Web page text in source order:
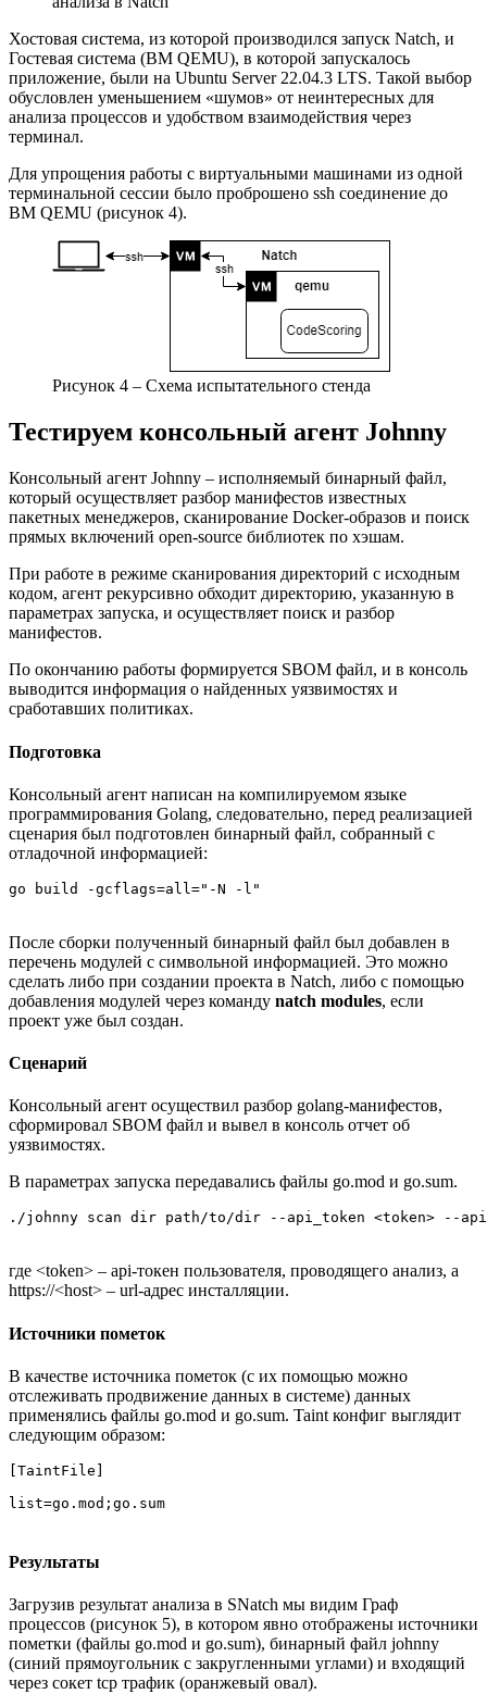
Хостовая система, из которой производился запуск Natch, и
Гостевая система (ВМ QEMU), в которой запускалось
приложение, были на Ubuntu Server 22.04.3 LTS. Такой выбор
обусловлен уменьшением «шумов» от неинтересных для
анализа процессов и удобством взаимодействия через
терминал.
Для упрощения работы с виртуальными машинами из одной
терминальной сессии было проброшено ssh соединение до
ВМ QEMU (рисунок 4).
Рисунок 4 – Схема испытательного стенда
Тестируем консольный агент Johnny
Консольный агент Johnny – исполняемый бинарный файл,
который осуществляет разбор манифестов известных
пакетных менеджеров, сканирование Docker-образов и поиск
прямых включений open-source библиотек по хэшам.
При работе в режиме сканирования директорий с исходным
кодом, агент рекурсивно обходит директорию, указанную в
параметрах запуска, и осуществляет поиск и разбор
манифестов.
По окончанию работы формируется SBOM файл, и в консоль
выводится информация о найденных уязвимостях и
сработавших политиках.
Подготовка
Консольный агент написан на компилируемом языке
программирования Golang, следовательно, перед реализацией
сценария был подготовлен бинарный файл, собранный с
отладочной информацией:
go build -gcflags=all="-N -l"
После сборки полученный бинарный файл был добавлен в
перечень модулей с символьной информацией. Это можно
сделать либо при создании проекта в Natch, либо с помощью
добавления модулей через команду natch modules, если
проект уже был создан.
Сценарий
Консольный агент осуществил разбор golang-манифестов,
сформировал SBOM файл и вывел в консоль отчет об
уязвимостях.
В параметрах запуска передавались файлы go.mod и go.sum.
./johnny scan dir path/to/dir --api_token <token> --
где <token> – api-токен пользователя, проводящего анализ, а
https://<host> – url-адрес инсталляции.
Источники пометок
В качестве источника пометок (с их помощью можно
отслеживать продвижение данных в системе) данных
применялись файлы go.mod и go.sum. Taint конфиг выглядит
следующим образом:
[TaintFile]
list=go.mod;go.sum
Результаты
Загрузив результат анализа в SNatch мы видим Граф
процессов (рисунок 5), в котором явно отображены источники
пометки (файлы go.mod и go.sum), бинарный файл johnny
(синий прямоугольник с закругленными углами) и входящий
через сокет tcp трафик (оранжевый овал).